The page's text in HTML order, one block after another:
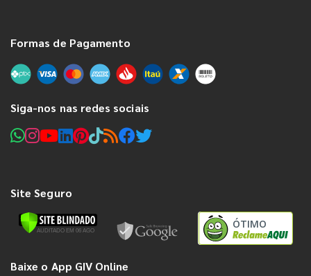
Formas de Pagamento
Siga-nos nas redes sociais
Site Seguro
ÓTIMO
Baixe o App GIV Online